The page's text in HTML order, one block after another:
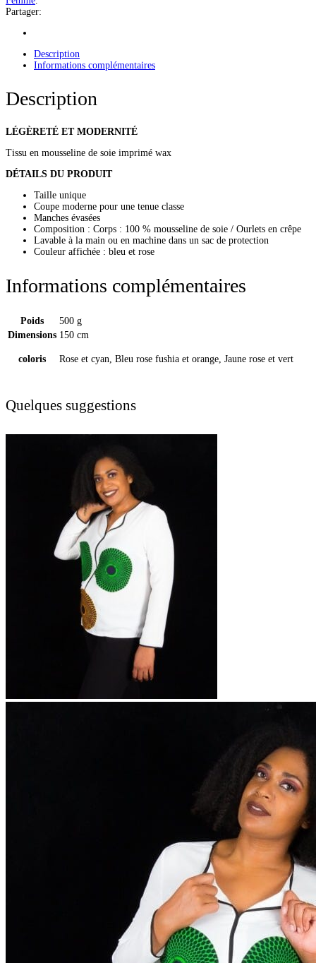
Partager:
Description
Informations complémentaires
Description
LÉGÈRETÉ ET MODERNITÉ
Tissu en mousseline de soie imprimé wax
DÉTAILS DU PRODUIT
Taille unique
Coupe moderne pour une tenue classe
Manches évasées
Composition : Corps : 100 % mousseline de soie / Ourlets en crêpe
Lavable à la main ou en machine dans un sac de protection
Couleur affichée : bleu et rose
Informations complémentaires
Poids
500 g
Dimensions 150 cm
coloris Rose et cyan, Bleu rose fushia et orange, Jaune rose et vert
Quelques suggestions